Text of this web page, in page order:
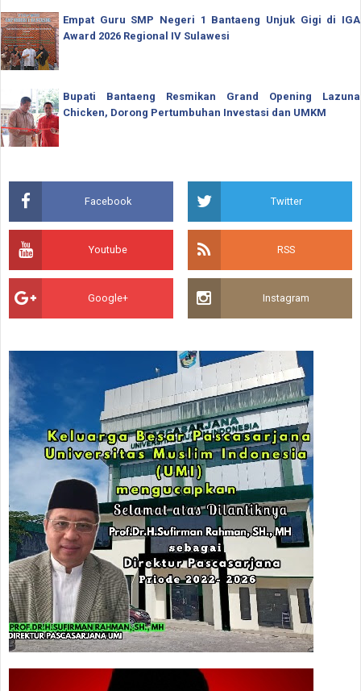
Empat Guru SMP Negeri 1 Bantaeng Unjuk Gigi di IGA
Award 2026 Regional IV Sulawesi
Bupati Bantaeng Resmikan Grand Opening Lazuna
Chicken, Dorong Pertumbuhan Investasi dan UMKM
Facebook Twitter
Youtube RSS
Google+ Instagram